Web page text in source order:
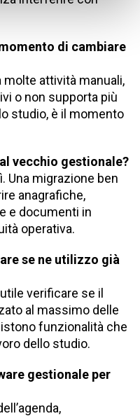
di cambiare
attività manuali,
o non supporta più
studio, è il momento
vecchio gestionale?
Una migrazione ben
anagrafiche,
e documenti in
operativa.
se ne utilizzo già
verificare se il
al massimo delle
funzionalità che
dello studio.
gestionale per